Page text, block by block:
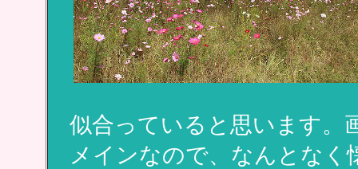
似合っていると思います。
メインなので、なんとなく